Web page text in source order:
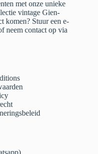
met onze unieke
vintage Gien-
komen? Stuur een e-
neem contact op via